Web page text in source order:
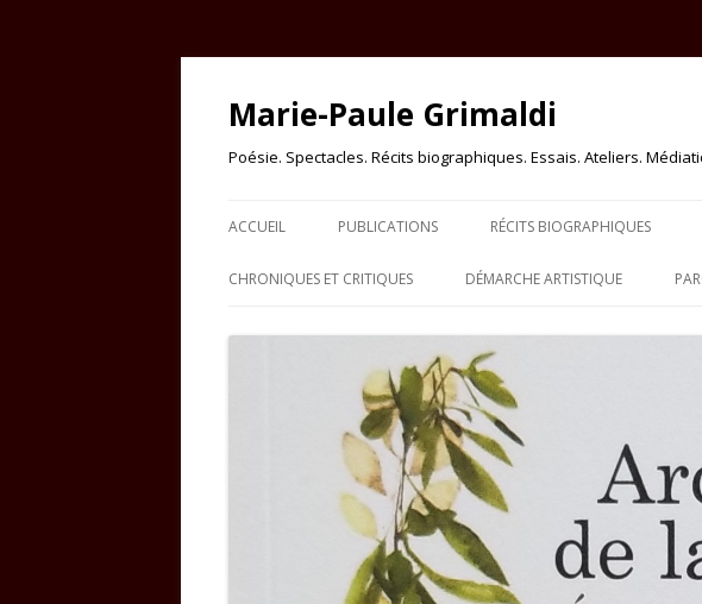
Marie-Paule Grimaldi
Poésie. Spectacles. Récits biographiques. Essais. Ateliers.
ACCUEIL PUBLICATIONS RÉCITS BIOGRAPHIQUES
CHRONIQUES ET CRITIQUES DÉMARCHE ARTISTIQUE